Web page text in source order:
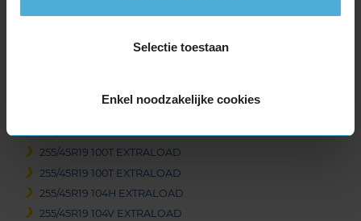
Selectie toestaan
Enkel noodzakelijke cookies
245/40R19 98V EXTRALOAD
255/45R19 100T EXTRALOAD
255/45R19 100T EXTRALOAD
255/45R19 104H EXTRALOAD
255/45R19 104V EXTRALOAD